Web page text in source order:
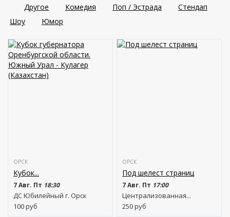
Другое
Комедия Поп / Эстрада
Стендап
Шоу
Юмор
ОРСК
Кубок...
7 Авг. Пт 18:30
ДС Юбилейный г. Орск
100руб
ОРСК
Под шелест страниц
7 Авг. Пт 17:00
Централизованная...
250руб